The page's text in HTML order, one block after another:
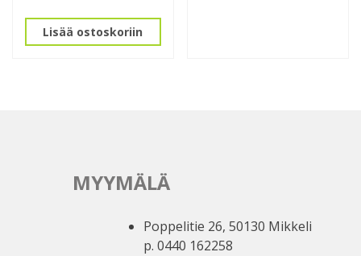
Lisää ostoskoriin
MYYMÄLÄ
Poppelitie 26, 50130 Mikkeli
p. 0440 162258